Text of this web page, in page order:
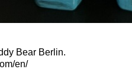
Bear Berlin.
en/